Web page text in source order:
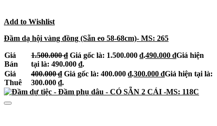
Add to Wishlist
Đầm dạ hội vàng đồng (Sẵn eo 58-68cm)- MS: 265
Giá
Bán
1.500.000₫ Giá gốc là: 1.500.000 ₫.490.000 ₫Giá hiện
tại là: 490.000 ₫.
Giá
Thuê
400.000₫ Giá gốc là: 400.000 ₫.300.000 ₫Giá hiện tại là:
300.000 ₫.